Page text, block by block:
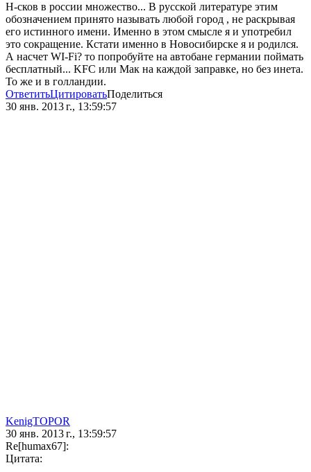
Н-сков в россии множество... В русской литературе этим
обозначением принято называть любой город , не раскрывая
его истинного имени. Именно в этом смысле я и употребил
это сокращение. Кстати именно в Новосибирске я и родился.
А насчет WI-Fi? то попробуйте на автобане германии поймать
бесплатный... KFC или Мак на каждой заправке, но без инета.
То же и в голландии.
ОтветитьЦитироватьПоделиться
30 янв. 2013 г., 13:59:57
KenigTOPOR
30 янв. 2013 г., 13:59:57
Re[humax67]:
Цитата: